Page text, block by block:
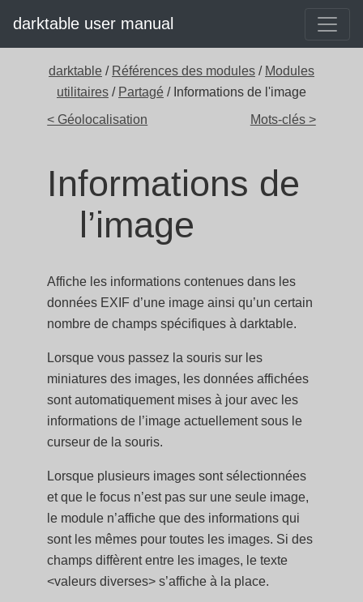
darktable user manual
darktable / Références des modules / Modules
utilitaires / Partagé / Informations de l'image
< Géolocalisation
Mots-clés >
Informations de
l’image
Affiche les informations contenues dans les
données EXIF d’une image ainsi qu’un certain
nombre de champs spécifiques à darktable.
Lorsque vous passez la souris sur les
miniatures des images, les données affichées
sont automatiquement mises à jour avec les
informations de l’image actuellement sous le
curseur de la souris.
Lorsque plusieurs images sont sélectionnées
et que le focus n’est pas sur une seule image,
le module n’affiche que des informations qui
sont les mêmes pour toutes les images. Si des
champs diffèrent entre les images, le texte
<valeurs diverses> s’affiche à la place.